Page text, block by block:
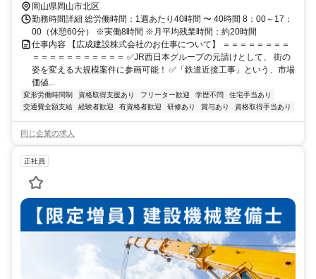
岡山県岡山市北区
勤務時間詳細 総労働時間：1週あたり40時間 〜 40時間 8：00～17：
00（休憩60分） ※実働8時間 ※月平均残業時間：約20時間
仕事内容 【広成建設株式会社のお仕事について】 ＝＝＝＝＝＝＝＝
＝＝＝＝＝＝＝＝＝＝＝ ✅JR西日本グループの元請けとして、 街の
姿を変える大規模案件に参画可能！ ✅「鉄道近接工事」という、市場
価値...
変形労働時間制 資格取得支援あり フリーター歓迎 学歴不問
住宅手当あり
交通費全額支給
経験者歓迎 有資格者歓迎 研修あり 賞与あり 資格取得手当あり
同じ企業の求人
正社員